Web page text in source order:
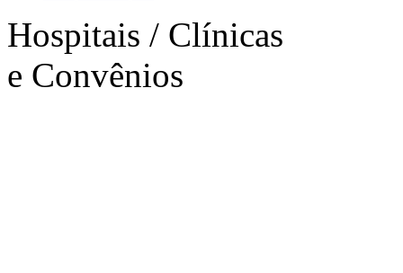
Hospitais / Clínicas
e Convênios